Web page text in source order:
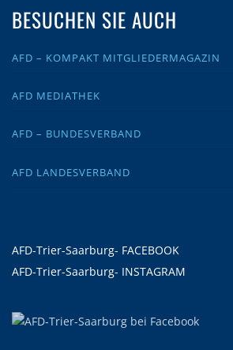
BESUCHEN SIE AUCH
AFD – KOMPAKT MITGLIEDERMAGAZIN
AFD MEDIATHEK
AFD – BUNDESVERBAND
AFD LANDESVERBAND
AFD-Trier-Saarburg- FACEBOOK
AFD-Trier-Saarburg- INSTAGRAM